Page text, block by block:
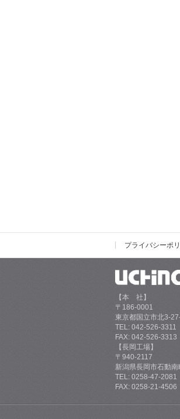
プライバシーポ
【本 社】
〒186-0001
東京都国立市北3-
TEL: 042-526-3311
FAX: 042-526-3313
【長岡工場】
〒940-2117
新潟県長岡市石動南
TEL: 0258-47-2081
FAX: 0258-21-4506